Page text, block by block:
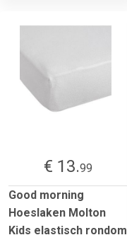
€ 13.99
Good morning
Hoeslaken Molton
Kids elastisch rondom